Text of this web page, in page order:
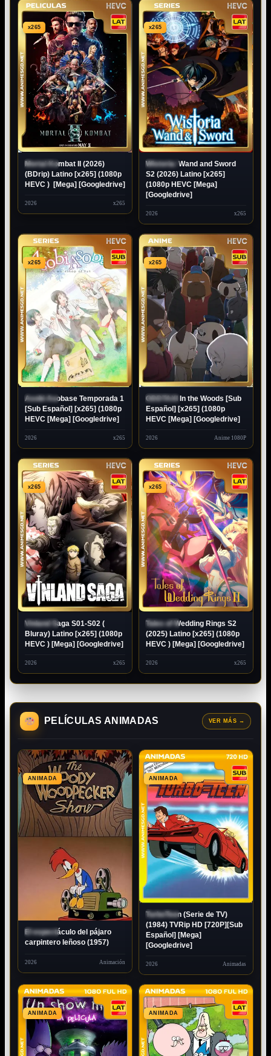
ESTRENO
x265
Mortal Kombat II (2026)
(BDrip) Latino [x265] (1080p
HEVC ) [Mega] [Googledrive]
2026 x265
ESTRENO
x265
Wistoria: Wand and Sword
S2 (2026) Latino [x265]
(1080p HEVC [Mega]
[Googledrive]
2026 x265
ESTRENO
x265
Asobi Asobase Temporada 1
[Sub Español] [x265] (1080p
HEVC [Mega] [Googledrive]
2026 x265
x265
ODDTAXI In the Woods [Sub
Español] [x265] (1080p
HEVC [Mega] [Googledrive]
2026 Anime 1080P
ESTRENO
x265
Vinland Saga S01-S02 (
Bluray) Latino [x265] (1080p
HEVC ) [Mega] [Googledrive]
2026 x265
ESTRENO
x265
Tales of Wedding Rings S2
(2025) Latino [x265] (1080p
HEVC ) [Mega] [Googledrive]
2026 x265
PELÍCULAS ANIMADAS VER MÁS →
ESTRENO
ANIMADA
El espectáculo del pájaro
carpintero leñoso (1957)
2026 Animación
ESTRENO
ANIMADA
TurboTeen (Serie de TV)
(1984) TVRip HD [720P][Sub
Español] [Mega]
[Googledrive]
2026 Animadas
ANIMADA ANIMADA